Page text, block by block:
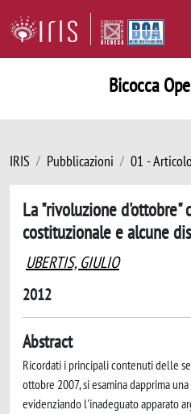
Bicocca
IRIS Pubblicazioni 01 -
La "rivoluzione d'ottobre"
costituzionale e alcune
UBERTIS, GIULIO
2012
Abstract
Ricordati i principali contenuti delle
ottobre 2007, si esamina dapprima
evidenziando l'inadeguato apparato